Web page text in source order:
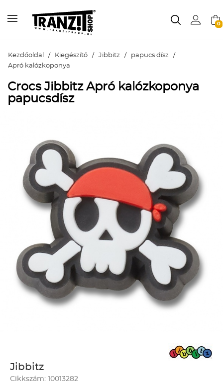
0
Kezdőoldal / Kiegészítő / Jibbitz / papucs dísz /
Apró kalózkoponya
Crocs Jibbitz Apró kalózkoponya
papucsdísz
Jibbitz
Cikkszám: 10013282